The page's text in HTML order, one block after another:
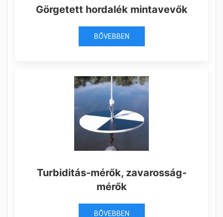
Görgetett hordalék mintavevők
BŐVEBBEN
Turbiditás-mérők, zavarosság-
mérők
BŐVEBBEN